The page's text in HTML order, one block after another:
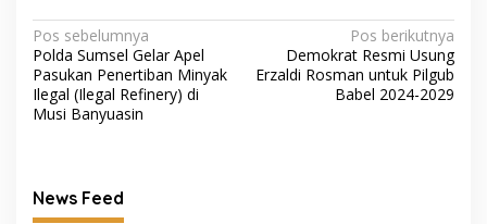
Navigasi
pos
Pos sebelumnya
Polda Sumsel Gelar Apel
Pasukan Penertiban Minyak
Ilegal (Ilegal Refinery) di
Musi Banyuasin
Pos berikutnya
Demokrat Resmi Usung
Erzaldi Rosman untuk Pilgub
Babel 2024-2029
News Feed